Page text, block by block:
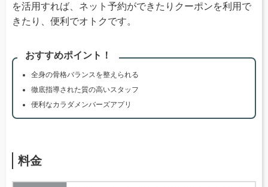
を活用すれば、ネット予約ができたりクーポンを利用で
きたり、便利でオトクです。
おすすめポイント！
全身の骨格バランスを整えられる
徹底指導された質の高いスタッフ
便利なカラダメンバーズアプリ
料金